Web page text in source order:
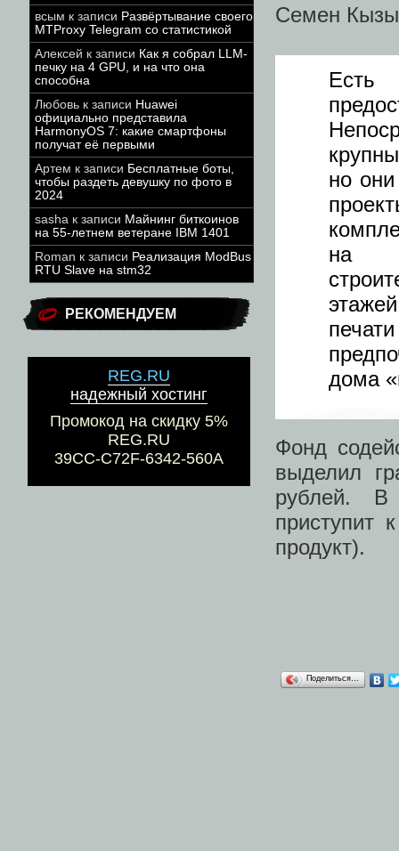
всым к записи Развёртывание своего
MTProxy Telegram со статистикой
Алексей к записи Как я собрал LLM-
печку на 4 GPU, и на что она
способна
Любовь к записи Huawei
официально представила
HarmonyOS 7: какие смартфоны
получат её первыми
Артем к записи Бесплатные боты,
чтобы раздеть девушку по фото в
2024
sasha к записи Майнинг биткоинов
на 55-летнем ветеране IBM 1401
Roman к записи Реализация ModBus
RTU Slave на stm32
РЕКОМЕНДУЕМ
REG.RU
надежный хостинг
Промокод на скидку 5%
REG.RU
39CC-C72F-6342-560A
Семен
но
на
дома
Фонд
выделил
рублей. В
приступит
продукт).
Поделиться…